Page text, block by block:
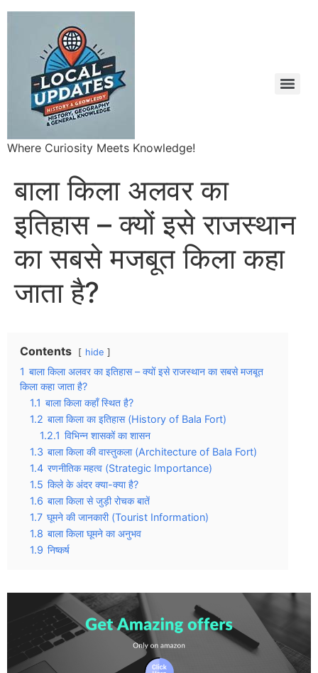
Where Curiosity Meets Knowledge!
बाला किला अलवर का
इतिहास – क्यों इसे राजस्थान
का सबसे मजबूत किला कहा
जाता है?
Contents hide
1 बाला किला अलवर का इतिहास – क्यों इसे राजस्थान का सबसे मजबूत
किला कहा जाता है?
1.1 बाला किला कहाँ स्थित है?
1.2 बाला किला का इतिहास (History of Bala Fort)
1.2.1 विभिन्न शासकों का शासन
1.3 बाला किला की वास्तुकला (Architecture of Bala Fort)
1.4 रणनीतिक महत्व (Strategic Importance)
1.5 किले के अंदर क्या-क्या है?
1.6 बाला किला से जुड़ी रोचक बातें
1.7 घूमने की जानकारी (Tourist Information)
1.8 बाला किला घूमने का अनुभव
1.9 निष्कर्ष